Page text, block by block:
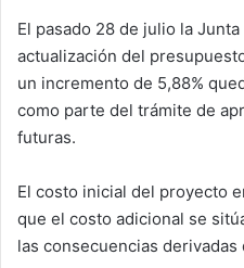
El pasado 28 de julio la
actualización del
un incremento de 5,88%
como parte del trámite de
futuras.
El costo inicial del proyecto
que el costo adicional se
las consecuencias